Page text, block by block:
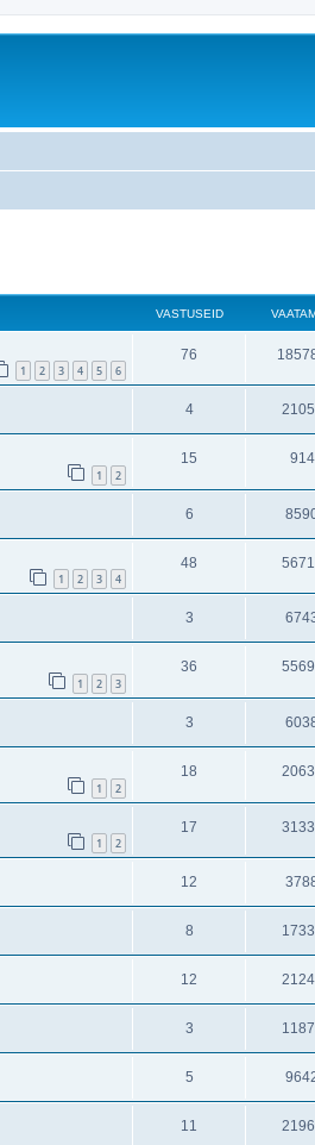
VASTUSEID
1 2 3 4 5 6
76
4
1 2
15 914
6
1 2 3 4
48
3
1 2 3
36
3
1 2
18
1 2
17
12
8
12
3
5
11